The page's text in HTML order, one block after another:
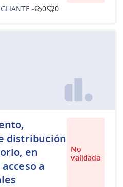
- 0 0
distribución
en
a
No
validada